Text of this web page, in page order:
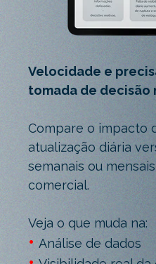
Velocidade e
tomada de decisão
Compare o impacto
atualização diária
semanais ou
comercial.
Veja o que muda na:
• Análise de dados